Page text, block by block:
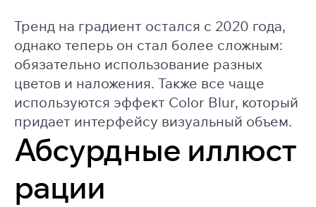
Тренд на градиент остался с 2020 года,
однако теперь он стал более сложным:
обязательно использование разных
цветов и наложения. Также все чаще
используются эффект Color Blur, который
придает интерфейсу визуальный объем.
Абсурдные иллюст
рации